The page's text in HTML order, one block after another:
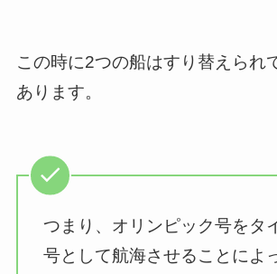
この時に2つの船はすり替えられ
あります。
つまり、オリンピック号をタ
号として航海させることによ